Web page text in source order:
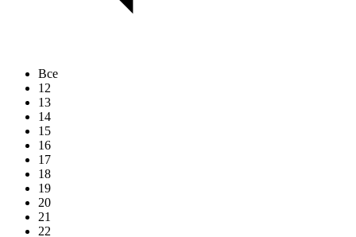
Все
12
13
14
15
16
17
18
19
20
21
22